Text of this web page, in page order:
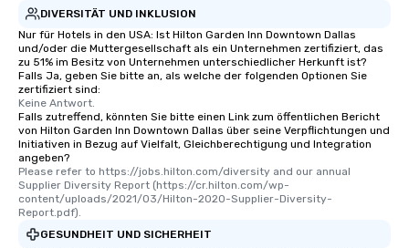
DIVERSITÄT UND INKLUSION
Nur für Hotels in den USA: Ist Hilton Garden Inn Downtown Dallas
und/oder die Muttergesellschaft als ein Unternehmen zertifiziert, das
zu 51% im Besitz von Unternehmen unterschiedlicher Herkunft ist?
Falls Ja, geben Sie bitte an, als welche der folgenden Optionen Sie
zertifiziert sind:
Keine Antwort.
Falls zutreffend, könnten Sie bitte einen Link zum öffentlichen Bericht
von Hilton Garden Inn Downtown Dallas über seine Verpflichtungen und
Initiativen in Bezug auf Vielfalt, Gleichberechtigung und Integration
angeben?
Please refer to https://jobs.hilton.com/diversity and our annual
Supplier Diversity Report (https://cr.hilton.com/wp-
content/uploads/2021/03/Hilton-2020-Supplier-Diversity-
Report.pdf).
GESUNDHEIT UND SICHERHEIT